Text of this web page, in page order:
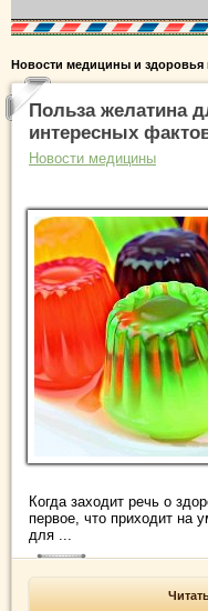
Новости медицины и здоровья
Польза желатина
интересных
Новости медицины
Когда заходит речь о
первое, что приходит на
для ...